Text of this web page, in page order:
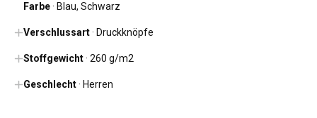
Farbe· Blau, Schwarz
Verschlussart· Druckknöpfe
Stoffgewicht· 260 g/m2
Geschlecht· Herren